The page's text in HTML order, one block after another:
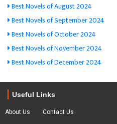
Best Novels of August 2024
Best Novels of September 2024
Best Novels of October 2024
Best Novels of November 2024
Best Novels of December 2024
Useful Links
About Us Contact Us